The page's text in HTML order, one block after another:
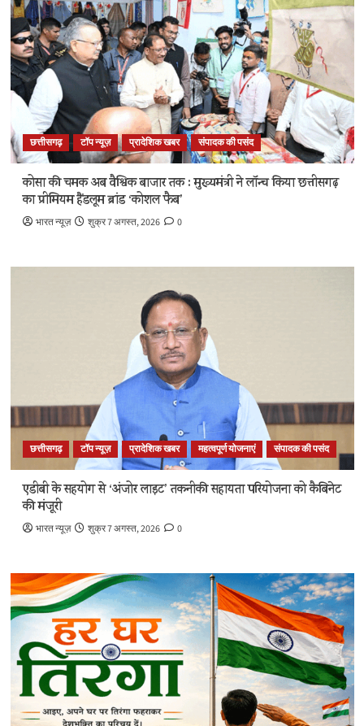
छत्तीसगढ़ टॉप न्यूज़ प्रादेशिक खबर संपादक की पसंद
कोसा की चमक अब वैश्विक बाजार तक : मुख्यमंत्री ने लॉन्च किया छत्तीसगढ़
का प्रीमियम हैंडलूम ब्रांड ‘कोशल फैब’
भारत न्यूज़ शुक्र 7 अगस्त, 2026 0
छत्तीसगढ़ टॉप न्यूज़ प्रादेशिक खबर महत्वपूर्ण योजनाएं संपादक की पसंद
एडीबी के सहयोग से ‘अंजोर लाइट’ तकनीकी सहायता परियोजना को कैबिनेट
की मंजूरी
भारत न्यूज़ शुक्र 7 अगस्त, 2026 0